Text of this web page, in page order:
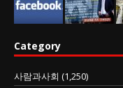
Category
사람과사회 (1,250)